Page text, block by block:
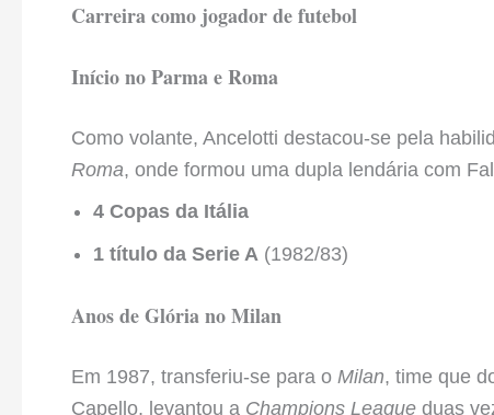
Carreira como jogador de futebol
Início no Parma e Roma
Como volante, Ancelotti destacou-se pela
Roma, onde formou uma dupla lendária com
4 Copas da Itália
1 título da Serie A (1982/83)
Anos de Glória no Milan
Em 1987, transferiu-se para o Milan, time que
Capello, levantou a Champions League duas